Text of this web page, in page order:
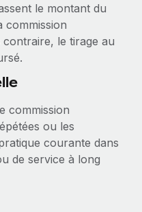
sociaux
les entreprises de
payer...
55 employés
à Remote
en matière de
le montant du
commission
le tirage au
commission
ou les
courante dans
de service à long